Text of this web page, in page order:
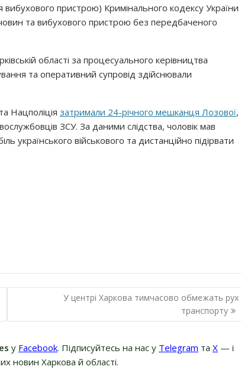
пристрою) Кримінального кодексу України
та вибухового пристрою без передбаченого
області за процесуального керівництва
та оперативний супровід здійснювали
Нацполіція затримали 24-річного мешканця Лозової,
ЗСУ. За даними слідства, чоловік мав
українського військового та дистанційно підірвати
У центрі Харкова тимчасово обмежать рух
транспорту
у Facebook. Підписуйтесь на нас у Telegram та Х — і
новин Харкова й області.